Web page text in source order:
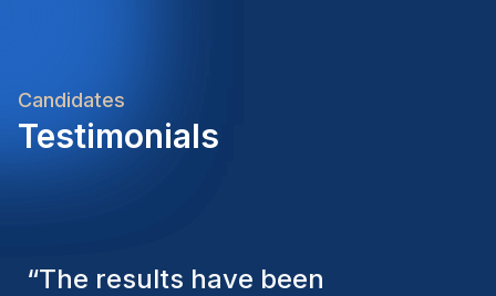
Candidates
Testimonials
“The Homini consultants have